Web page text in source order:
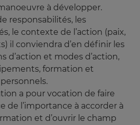
à développer.
responsabilités, les
le contexte de l’action (paix,
il conviendra d’en définir les
d’action et modes d’action,
formation et
a pour vocation de faire
de l’importance à accorder à
et d’ouvrir le champ